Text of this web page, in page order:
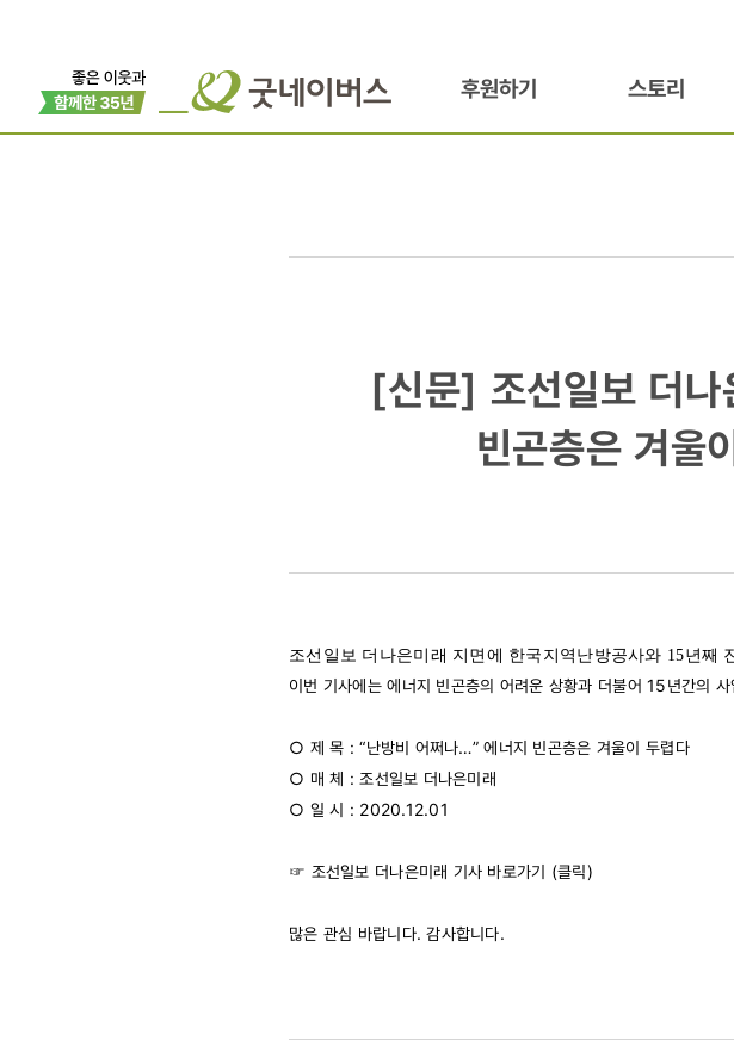
후원하기 스토리
[신문]
난방비
에너지
빈곤층은
겨울이
두렵다
(2020.12.01)
[신문] 조선일보 더
빈곤층은 겨
조선일보 더나은미래 지면에 한국지역난방공사와 15년째
이번 기사에는 에너지 빈곤층의 어려운 상황과 더불어 15년간의
○ 제 목 : “난방비 어쩌나…” 에너지 빈곤층은 겨울이 두렵다
○ 매 체 : 조선일보 더나은미래
○ 일 시 : 2020.12.01
☞ 조선일보 더나은미래 기사 바로가기 (클릭)
많은 관심 바랍니다. 감사합니다.